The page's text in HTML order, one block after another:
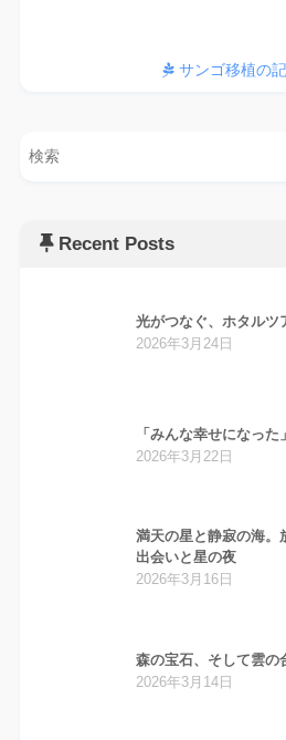
サンゴ移植の
Recent Posts
光がつなぐ、ホタルツ
2026年3月24日
「みんな幸せになっ
2026年3月22日
満天の星と静寂の海。
出会いと星の夜
2026年3月16日
森の宝石、そして雲の
2026年3月14日